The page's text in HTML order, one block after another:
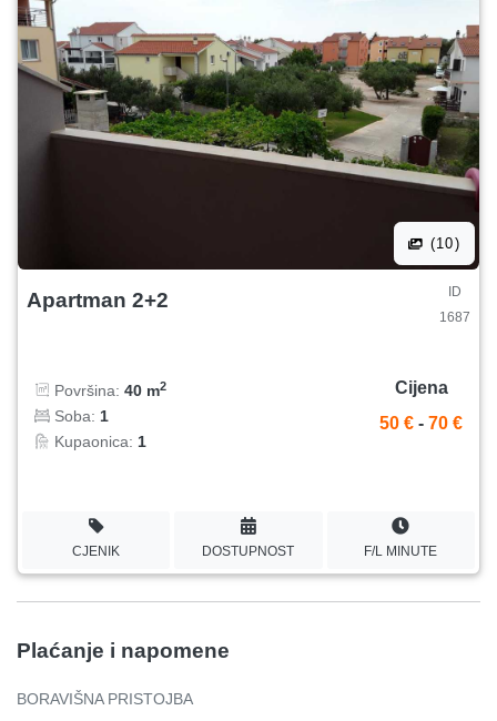
(10)
Apartman 2+2
ID
1687
Površina: 40 m2
Soba: 1
Kupaonica: 1
Cijena
50 € - 70 €
CJENIK DOSTUPNOST F/L MINUTE
Plaćanje i napomene
BORAVIŠNA PRISTOJBA